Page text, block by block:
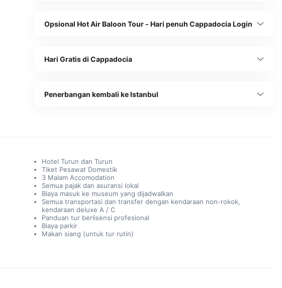
Opsional Hot Air Baloon Tour - Hari penuh Cappadocia Login
Hari Gratis di Cappadocia
Penerbangan kembali ke Istanbul
Hotel Turun dan Turun
Tiket Pesawat Domestik
3 Malam Accomodation
Semua pajak dan asuransi lokal
Biaya masuk ke museum yang dijadwalkan
Semua transportasi dan transfer dengan kendaraan non-rokok,
kendaraan deluxe A / C
Panduan tur berlisensi profesional
Biaya parkir
Makan siang (untuk tur rutin)